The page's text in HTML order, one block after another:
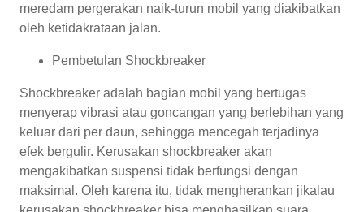
meredam pergerakan naik-turun mobil yang diakibatkan
oleh ketidakrataan jalan.
Pembetulan Shockbreaker
Shockbreaker adalah bagian mobil yang bertugas
menyerap vibrasi atau goncangan yang berlebihan yang
keluar dari per daun, sehingga mencegah terjadinya
efek bergulir. Kerusakan shockbreaker akan
mengakibatkan suspensi tidak berfungsi dengan
maksimal. Oleh karena itu, tidak mengherankan jikalau